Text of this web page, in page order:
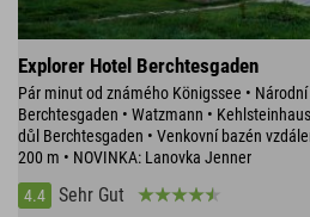
Explorer Hotel Berchtesgaden
Pár minut od známého Königssee •
Berchtesgaden • Watzmann •
důl Berchtesgaden • Venkovní bazén
200 m • NOVINKA: Lanovka Jenner
4.4
Sehr Gut